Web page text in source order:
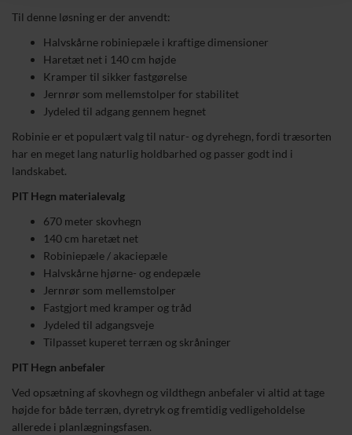
Til denne løsning er der anvendt:
Halvskårne robiniepæle i kraftige dimensioner
Haretæt net i 140 cm højde
Kramper til sikker fastgørelse
Jernrør som mellemstolper for stabilitet
Jydeled til adgang gennem hegnet
Robinie er et populært valg til natur- og dyrehegn, fordi træsorten
har en meget lang naturlig holdbarhed og passer godt ind i
landskabet.
PIT Hegn materialevalg
670 meter skovhegn
140 cm haretæt net
Robiniepæle / akaciepæle
Halvskårne hjørne- og endepæle
Jernrør som mellemstolper
Fastgjort med kramper og tråd
Jydeled til adgangsveje
Tilpasset kuperet terræn og skråninger
PIT Hegn anbefaler
Ved opsætning af skovhegn og vildthegn anbefaler vi altid at tage
højde for både terræn, dyretryk og fremtidig vedligeholdelse
allerede i planlægningsfasen.